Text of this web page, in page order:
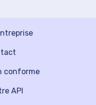
API
conforme